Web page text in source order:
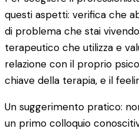
questi aspetti: verifica che
di problema che stai
terapeutico che utilizza e
relazione con il proprio
chiave della terapia, e il
Un suggerimento pratico:
un primo colloquio